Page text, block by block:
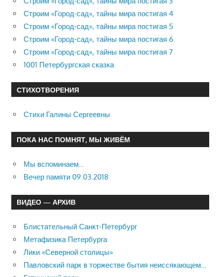
Строим «Город-сад», тайны мира постигая 4
Строим «Город-сад», тайны мира постигая 5
Строим «Город-сад», тайны мира постигая 6
Строим «Город-сад», тайны мира постигая 7
1001 Петербургская сказка
СТИХОТВОРЕНИЯ
Стихи Галины Сергеевны
ПОКА НАС ПОМНЯТ, МЫ ЖИВЁМ
Мы вспоминаем…
Вечер памяти 09.03.2018
ВИДЕО — АРХИВ
Блистательный Санкт-Петербург
Метафизика Петербурга
Лики «Северной столицы»
Павловский парк в торжестве бытия неиссякающем…